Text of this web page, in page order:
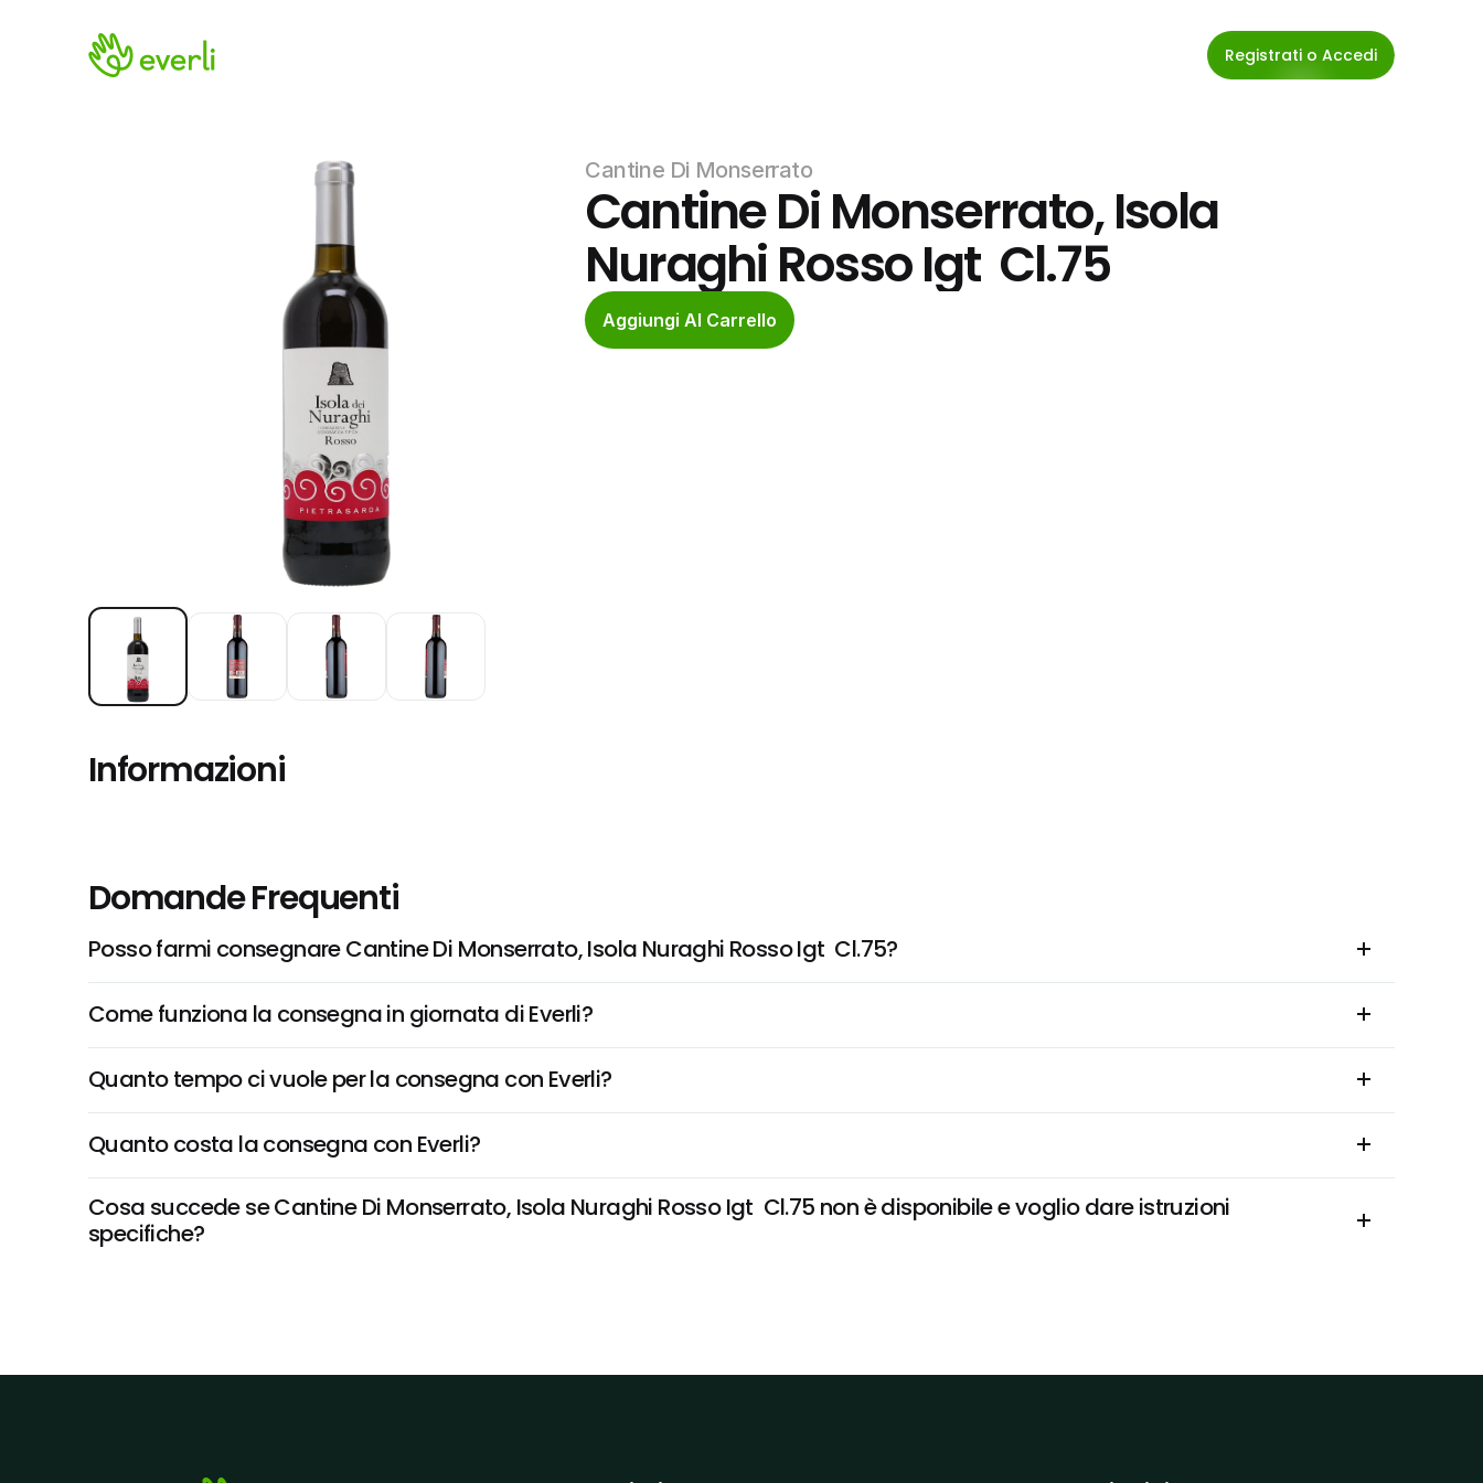
Registrati o Accedi
Cantine Di Monserrato
Cantine Di Monserrato, Isola
Nuraghi Rosso Igt  Cl.75
Aggiungi Al Carrello
Informazioni
Domande Frequenti
Posso farmi consegnare Cantine Di Monserrato, Isola Nuraghi Rosso Igt  Cl.75?
Come funziona la consegna in giornata di Everli?
Quanto tempo ci vuole per la consegna con Everli?
Quanto costa la consegna con Everli?
Cosa succede se Cantine Di Monserrato, Isola Nuraghi Rosso Igt  Cl.75 non è disponibile e voglio dare istruzioni
specifiche?